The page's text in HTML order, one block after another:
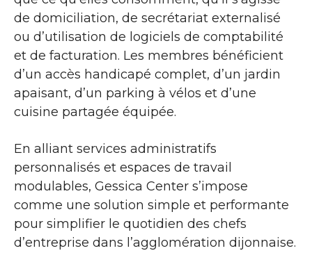
de domiciliation, de secrétariat externalisé
ou d’utilisation de logiciels de comptabilité
et de facturation. Les membres bénéficient
d’un accès handicapé complet, d’un jardin
apaisant, d’un parking à vélos et d’une
cuisine partagée équipée.
En alliant services administratifs
personnalisés et espaces de travail
modulables, Gessica Center s’impose
comme une solution simple et performante
pour simplifier le quotidien des chefs
d’entreprise dans l’agglomération dijonnaise.